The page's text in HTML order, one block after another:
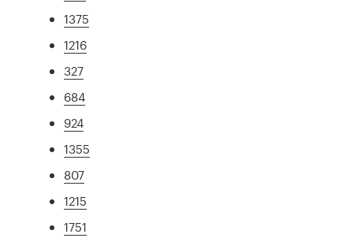
1375
1216
327
684
924
1355
807
1215
1751